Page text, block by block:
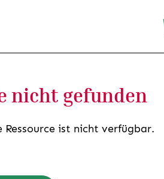
nicht gefunden
ist nicht verfügbar.